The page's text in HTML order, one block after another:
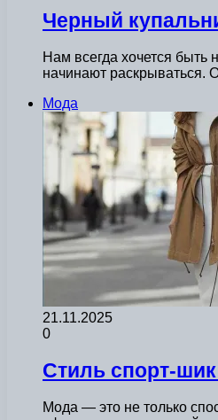
Черный
Нам всегда хочется быть
начинают раскрываться.
Мода
21.11.2025
0
Стиль спорт-
Мода — это не только